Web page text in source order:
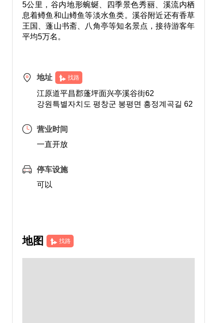
5公里，谷内地形蜿蜒、四季景色秀丽、溪流内栖
息着鳟鱼和山鳟鱼等淡水鱼类。溪谷附近还有香草
王国、蓬山书斋、八角亭等知名景点，接待游客年
平均5万名。
地址 找路
江原道平昌郡蓬坪面兴亭溪谷街62
강원특별자치도 평창군 봉평면 흥정계곡길 62
营业时间
一直开放
停车设施
可以
地图 找路